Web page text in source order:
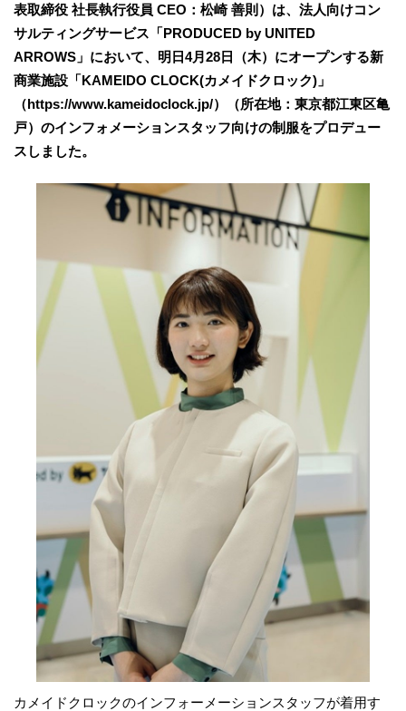
表取締役 社長執行役員 CEO：松崎 善則）は、法人向けコン
サルティングサービス「PRODUCED by UNITED
ARROWS」において、明日4月28日（木）にオープンする新
商業施設「KAMEIDO CLOCK(カメイドクロック)」
（https://www.kameidoclock.jp/）（所在地：東京都江東区亀
戸）のインフォメーションスタッフ向けの制服をプロデュー
スしました。
カメイドクロックのインフォーメーションスタッフが着用す